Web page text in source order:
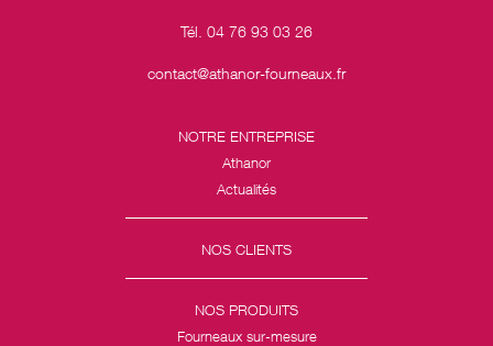
Tél. 04 76 93 03 26
contact@athanor-fourneaux.fr
NOTRE ENTREPRISE
Athanor
Actualités
NOS CLIENTS
NOS PRODUITS
Fourneaux sur-mesure